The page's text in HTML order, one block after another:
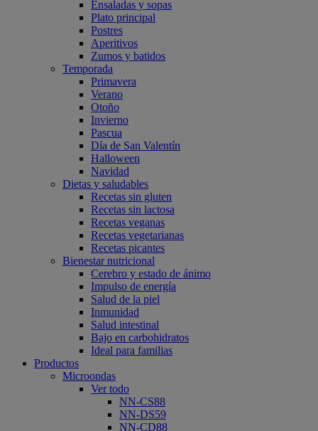
Ensaladas y sopas
Plato principal
Postres
Aperitivos
Zumos y batidos
Temporada
Primavera
Verano
Otoño
Invierno
Pascua
Día de San Valentín
Halloween
Navidad
Dietas y saludables
Recetas sin gluten
Recetas sin lactosa
Recetas veganas
Recetas vegetarianas
Recetas picantes
Bienestar nutricional
Cerebro y estado de ánimo
Impulso de energía
Salud de la piel
Inmunidad
Salud intestinal
Bajo en carbohidratos
Ideal para familias
Productos
Microondas
Ver todo
NN-CS88
NN-DS59
NN-CD88